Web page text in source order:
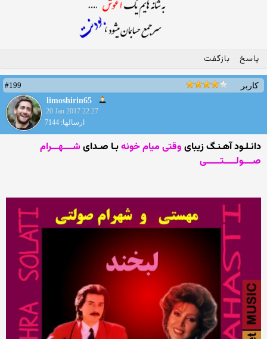
پاسخ بازگفت
کاربر
#199
limoshirin65
20 Jan 2017 22:27
ارسالها: 7144
دانـلـود آهـنـگ زیبای وقتی میام خونهبـا صـدایشــــهـــرام
صــــولـــــتــــــی